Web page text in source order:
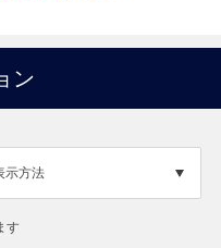
ン
示方法
す